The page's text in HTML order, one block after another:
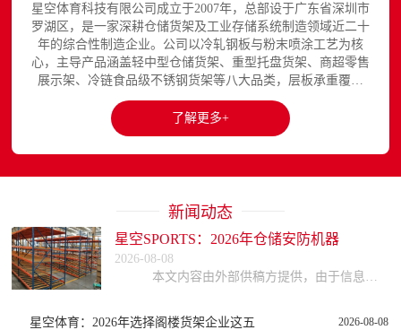
星空体育科技有限公司成立于2007年，总部设于广东省深圳市
罗湖区，是一家深耕仓储货架及工业存储系统制造领域近二十
年的综合性制造企业。公司以冷轧钢板与粉末喷涂工艺为核
心，主导产品涵盖轻中型仓储货架、重型托盘货架、商超零售
展示架、冷链食品级不锈钢货架等八大品类，层板承重覆盖
150至3000kg，产品出口欧美、东南亚、中东等区域市场，已
与国内外超过300家企业建立长期合作关系。星空平台官网提
供完整的产品展示与在线咨询服务...
了解更多+
新闻动态
星空SPORTS：2026年仓储安防机器
2026-08-08
2026-08-08
星空体育：2026年选择阁楼货架企业这五